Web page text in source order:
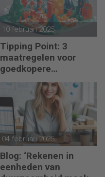
10 februari 2025
Tipping Point: 3
maatregelen voor
goedkopere
financiering (om te
verduurzamen)
04 februari 2025
Blog: ‘Rekenen in
eenheden van